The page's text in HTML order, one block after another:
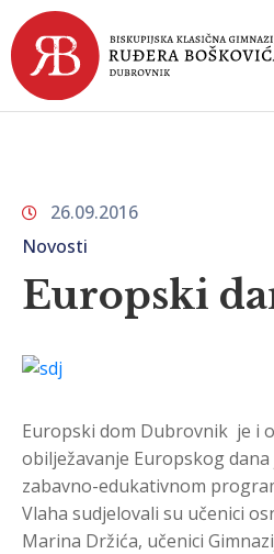
POČETNA
NOVOSTI
26.09.2016
Novosti
Europski
Europski dom Dubrovnik je i
obilježavanje Europskog dana
zabavno-edukativnom
Vlaha sudjelovali su učenici
Marina Držića, učenici